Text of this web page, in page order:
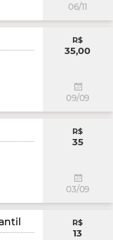
06/11
R$
35,00
09/09
R$
35
03/09
R$
13